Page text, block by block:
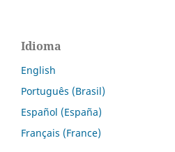
Idioma
English
Português (Brasil)
Español (España)
Français (France)